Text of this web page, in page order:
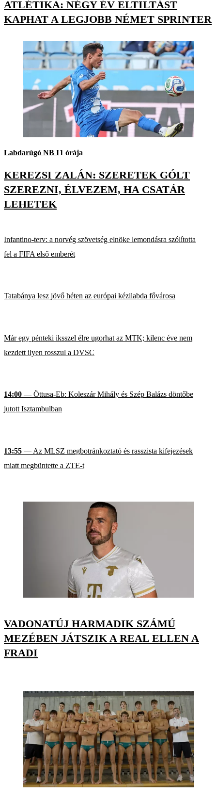
ATLÉTIKA: NÉGY ÉV ELTILTÁST
KAPHAT A LEGJOBB NÉMET SPRINTER
Labdarúgó NB I1 órája
KEREZSI ZALÁN: SZERETEK GÓLT
SZEREZNI, ÉLVEZEM, HA CSATÁR
LEHETEK
Infantino-terv: a norvég szövetség elnöke lemondásra szólította
fel a FIFA első emberét
Tatabánya lesz jövő héten az európai kézilabda fővárosa
Már egy pénteki iksszel élre ugorhat az MTK; kilenc éve nem
kezdett ilyen rosszul a DVSC
14:00 — Öttusa-Eb: Koleszár Mihály és Szép Balázs döntőbe
jutott Isztambulban
13:55 — Az MLSZ megbotránkoztató és rasszista kifejezések
miatt megbüntette a ZTE-t
VADONATÚJ HARMADIK SZÁMÚ
MEZÉBEN JÁTSZIK A REAL ELLEN A
FRADI